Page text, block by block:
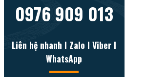
0976 909 013
Liên hệ nhanh l Zalo l Viber l
WhatsApp